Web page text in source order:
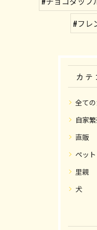
#フレ
カテ
全て
自家
直販
ペット
里親
犬